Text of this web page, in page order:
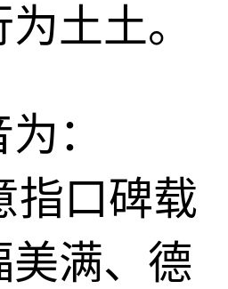
土土。
：
指口碑载
美满、德